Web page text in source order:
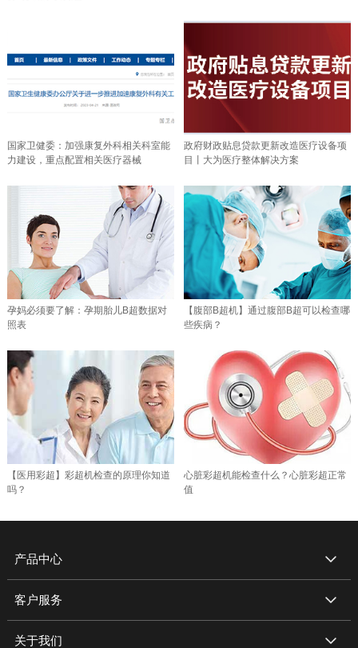
国家卫健委：加强康复外科相关科室能
力建设，重点配置相关医疗器械
政府财政贴息贷款更新改造医疗设备项
目丨大为医疗整体解决方案
孕妈必须要了解：孕期胎儿B超数据对
照表
【腹部B超机】通过腹部B超可以检查哪
些疾病？
【医用彩超】彩超机检查的原理你知道
吗？
心脏彩超机能检查什么？心脏彩超正常
值
产品中心
客户服务
关于我们